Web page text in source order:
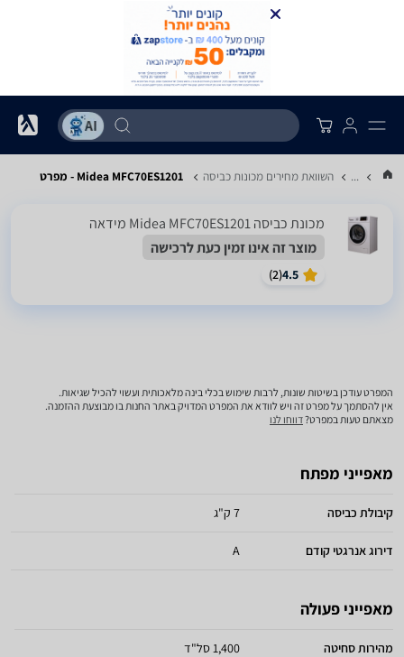
... השוואת מחירים מכונות כביסה Midea MFC70ES1201 - מפרט
מכונת כביסה Midea MFC70ES1201 מידאה
מוצר זה אינו זמין כעת לרכישה
4.5
(
2
)
המפרט עודכן בשיטות שונות, לרבות שימוש בכלי בינה מלאכותית ועשוי להכיל שגיאות.
אין להסתמך על מפרט זה ויש לוודא את המפרט המדויק באתר החנות בו מבוצעת ההזמנה.
מצאתם טעות במפרט?דווחו לנו
מאפייני מפתח
קיבולת כביסה 7 ק"ג
דירוג אנרגטי קודם A
מאפייני פעולה
מהירות סחיטה 1,400 סל"ד